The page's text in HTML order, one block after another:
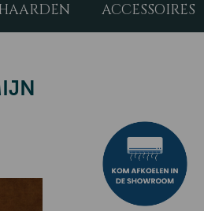
HAARDEN ACCESSOIRES